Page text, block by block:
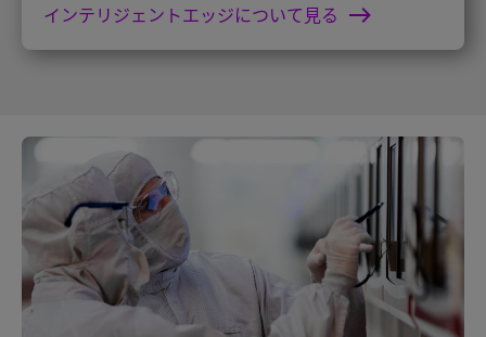
インテリジェントエッジについて見る